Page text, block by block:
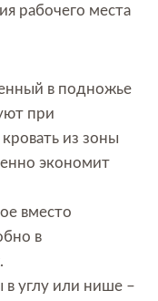
рабочего места
в подножье
при
из зоны
экономит
вместо
в
углу или нише –